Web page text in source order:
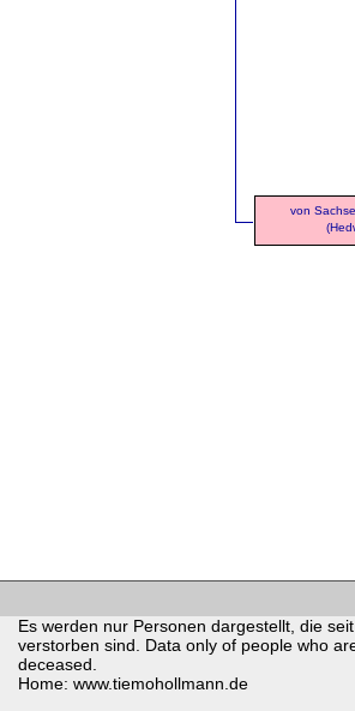
von
Es werden nur Personen dargestellt, die
verstorben sind. Data only of people who
deceased.
Home: www.tiemohollmann.de